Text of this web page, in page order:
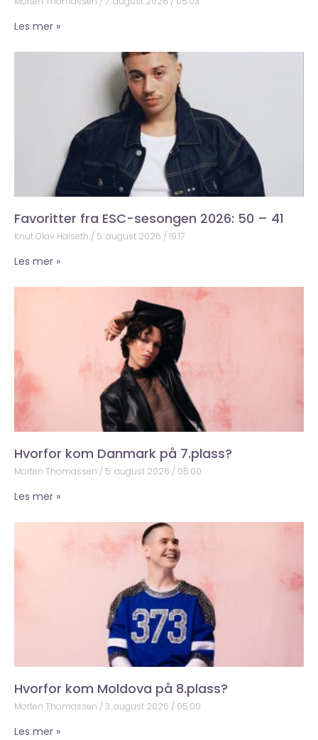
Les mer »
Favoritter fra ESC-sesongen 2026: 50 – 41
Knut Olav Halseth 5. august 2026 19:17
Les mer »
Hvorfor kom Danmark på 7.plass?
Morten Thomassen 5. august 2026 05:00
Les mer »
Hvorfor kom Moldova på 8.plass?
Morten Thomassen 3. august 2026 05:00
Les mer »